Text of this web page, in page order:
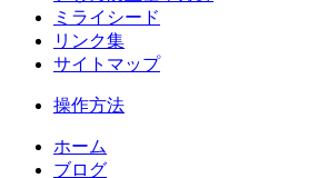
ミライシード
リンク集
サイトマップ
操作方法
ホーム
ブログ